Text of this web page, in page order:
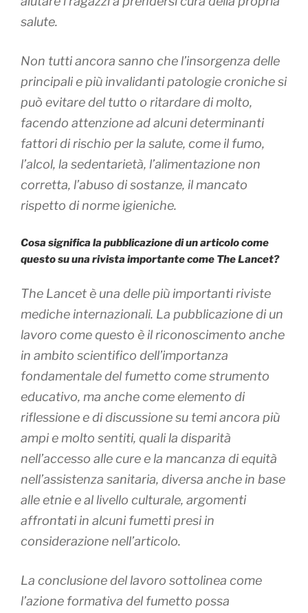
salute.
Non tutti ancora sanno che l’insorgenza delle
principali e più invalidanti patologie croniche si
può evitare del tutto o ritardare di molto,
facendo attenzione ad alcuni determinanti
fattori di rischio per la salute, come il fumo,
l’alcol, la sedentarietà, l’alimentazione non
corretta, l’abuso di sostanze, il mancato
rispetto di norme igieniche.
Cosa significa la pubblicazione di un articolo come
questo su una rivista importante come The Lancet?
The Lancet è una delle più importanti riviste
mediche internazionali. La pubblicazione di un
lavoro come questo è il riconoscimento anche
in ambito scientifico dell’importanza
fondamentale del fumetto come strumento
educativo, ma anche come elemento di
riflessione e di discussione su temi ancora più
ampi e molto sentiti, quali la disparità
nell’accesso alle cure e la mancanza di equità
nell’assistenza sanitaria, diversa anche in base
alle etnie e al livello culturale, argomenti
affrontati in alcuni fumetti presi in
considerazione nell’articolo.
La conclusione del lavoro sottolinea come
l’azione formativa del fumetto possa